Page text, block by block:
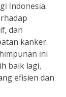
Indonesia.
dan
kanker.
ini
baik lagi,
efisien dan